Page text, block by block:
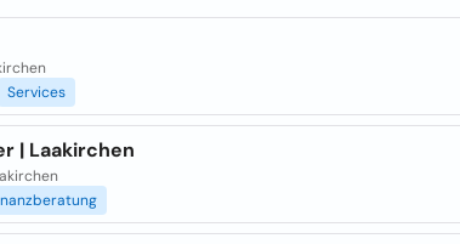
Services
| Laakirchen